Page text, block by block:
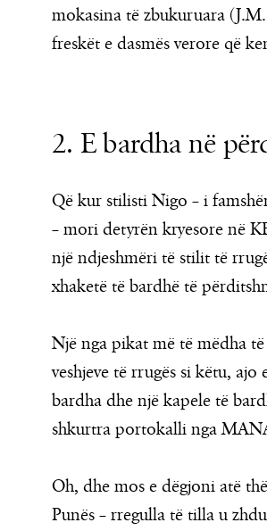
mokasina të zbukuruara
freskët e dasmës verore që
2. E bardha në
Që kur stilisti Nigo – i
– mori detyrën kryesore në
një ndjeshmëri të stilit të
xhaketë të bardhë të
Një nga pikat më të mëdha
veshjeve të rrugës si këtu,
bardha dhe një kapele të
shkurtra portokalli nga
Oh, dhe mos e dëgjoni atë
Punës – rregulla të tilla u